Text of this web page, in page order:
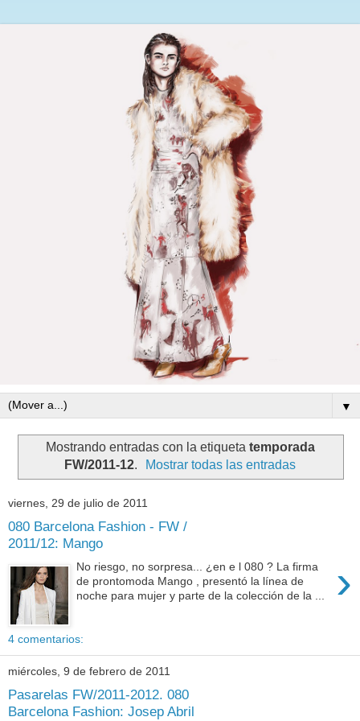
▼
Mostrando entradas con la etiqueta temporada
FW/2011-12. Mostrar todas las entradas
viernes, 29 de julio de 2011
080 Barcelona Fashion - FW /
2011/12: Mango
›
No riesgo, no sorpresa... ¿en e l 080 ? La firma
de prontomoda Mango , presentó la línea de
noche para mujer y parte de la colección de la ...
4 comentarios:
miércoles, 9 de febrero de 2011
Pasarelas FW/2011-2012. 080
Barcelona Fashion: Josep Abril